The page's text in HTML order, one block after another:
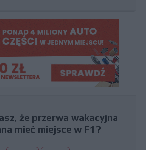
że przerwa wakacyjna
mieć miejsce w F1?